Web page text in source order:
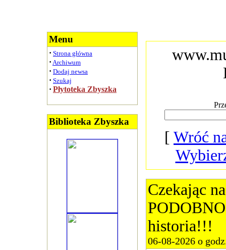
Menu
· Strona główna
· Archiwum
· Dodaj newsa
· Szukaj
· Płytoteka Zbyszka
Biblioteka Zbyszka
[ Wróć
Czekając
historia!!!
06-08-2026 o